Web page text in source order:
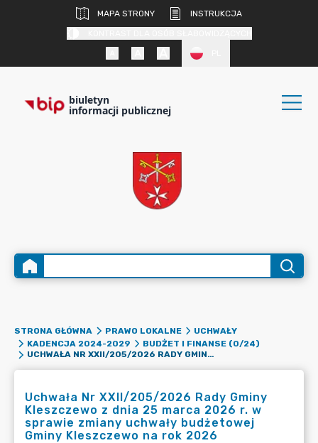
MAPA STRONY
INSTRUKCJA
biuletyn
informacji publicznej
STRONA GŁÓWNA PRAWO LOKALNE
UCHWAŁY
KADENCJA 2024-2029
BUDŻET I FINANSE (0/24)
UCHWAŁA NR XXII/205/2026 RADY GMINY KLESZCZEWO Z DNIA 25 MARCA 2026 R. W SPRAWIE ZMIANY UCHWAŁY BUDŻETOWEJ GMINY KLESZCZEWO NA ROK 2026
Uchwała Nr XXII/205/2026 Rady Gminy
Kleszczewo z dnia 25 marca 2026 r. w
sprawie zmiany uchwały budżetowej
Gminy Kleszczewo na rok 2026